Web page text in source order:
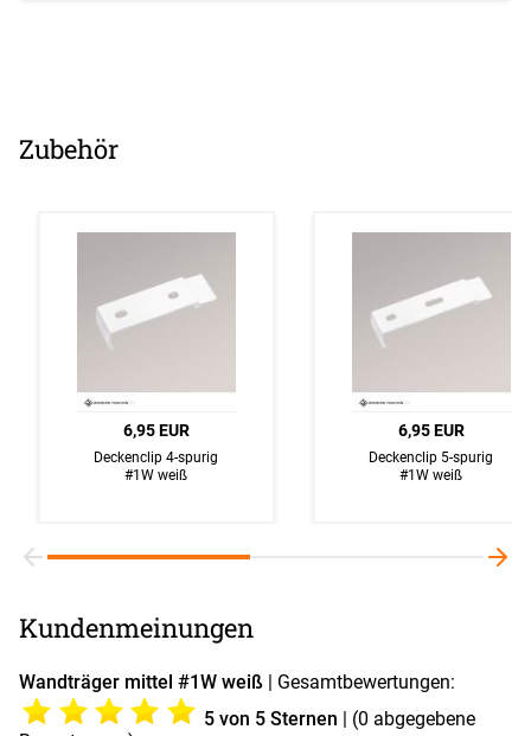
Zubehör
6,95 EUR
Deckenclip 4-spurig
#1W weiß
6,95 EUR
Deckenclip 5-spurig
#1W weiß
Kundenmeinungen
Wandträger mittel #1W weiß | Gesamtbewertungen:
5von 5 Sternen | (0 abgegebene